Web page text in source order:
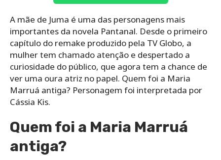
A mãe de Juma é uma das personagens mais
importantes da novela Pantanal. Desde o primeiro
capítulo do remake produzido pela TV Globo, a
mulher tem chamado atenção e despertado a
curiosidade do público, que agora tem a chance de
ver uma oura atriz no papel. Quem foi a Maria
Marruá antiga? Personagem foi interpretada por
Cássia Kis.
Quem foi a Maria Marruá
antiga?